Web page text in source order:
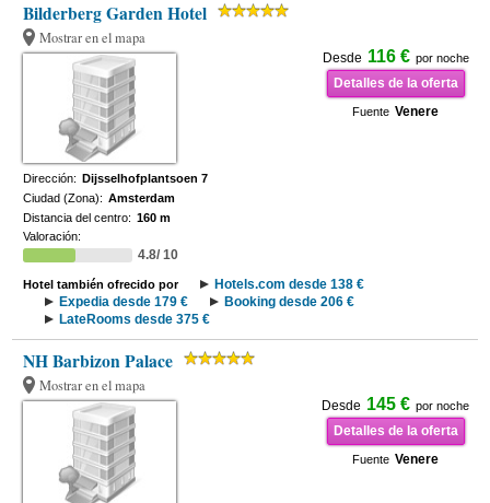
Bilderberg Garden Hotel
Mostrar en el mapa
Desde 116 € por noche
Detalles de la oferta
Fuente Venere
Dirección: Dijsselhofplantsoen 7
Ciudad (Zona): Amsterdam
Distancia del centro: 160 m
Valoración:
4.8/ 10
Hotel también ofrecido por
Hotels.com desde 138 €
Expedia desde 179 €
Booking desde 206 €
LateRooms desde 375 €
NH Barbizon Palace
Mostrar en el mapa
Desde 145 € por noche
Detalles de la oferta
Fuente Venere